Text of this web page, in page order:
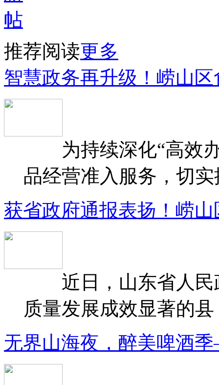
推荐阅读更多
智慧政务再升级！崂山
为持续深化“高效办
品经营准入服务，切
获省政府通报表扬！崂
近日，山东省人民
质量发展成效显著的
无界山海夜，醉美啤酒